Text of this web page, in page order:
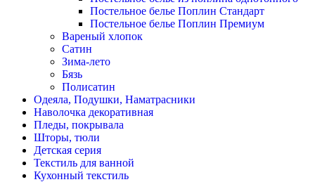
Постельное белье Поплин Стандарт
Постельное белье Поплин Премиум
Вареный хлопок
Сатин
Зима-лето
Бязь
Полисатин
Одеяла, Подушки, Наматрасники
Наволочка декоративная
Пледы, покрывала
Шторы, тюли
Детская серия
Текстиль для ванной
Кухонный текстиль